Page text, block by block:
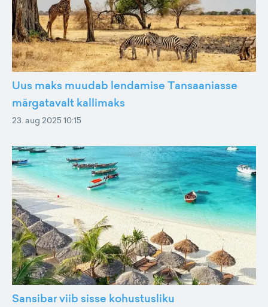
Uus maks muudab lendamise Tansaaniasse
märgatavalt kallimaks
23. aug 2025 10:15
Sansibar viib sisse kohustusliku